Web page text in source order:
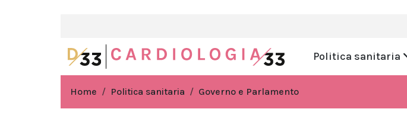
Politica sanitaria
Home Politica sanitaria Governo e Parlamento